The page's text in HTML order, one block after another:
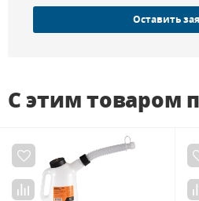
Оставить
С этим товаром